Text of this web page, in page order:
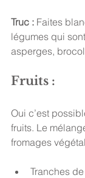
Truc : Faites
légumes qui
asperges,
Fruits :
Oui c’est
fruits. Le
fromages
Tranches